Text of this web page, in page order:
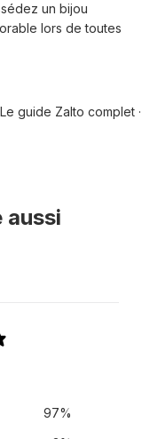
un bijou
lors de toutes
Le guide Zalto complet ·
aussi
97%